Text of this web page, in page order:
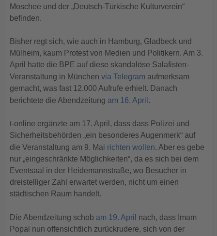
Moschee und der „Deutsch-Türkische Kulturverein“
befinden.
Bisher regt sich, wie auch in Hamburg, Gladbeck und
Mülheim, kaum Protest von Medien und Politikern. Am 3.
April hatte die BPE auf diese skandalöse Salafisten-
Veranstaltung in München via Telegram aufmerksam
gemacht, was fast 12.000 Aufrufe erhielt. Danach
berichtete die Abendzeitung am 16. April .
t-online ergänzte am 17. April, dass dass Polizei und
Sicherheitsbehörden „ein besonderes Augenmerk“ auf
die Veranstaltung am 9. Mai richten wollen. Aber es gebe
nur „eingeschränkte Möglichkeiten“, da es sich bei dem
Eventsaal in der Heidemannstraße, wo Besucher in
dreistelliger Zahl erwartet werden, nicht um einen
städtischen Raum handelt.
Die Abendzeitung schob am 19. April nach, dass Imam
Popal nun offensichtlich zurückrudere, sich von der